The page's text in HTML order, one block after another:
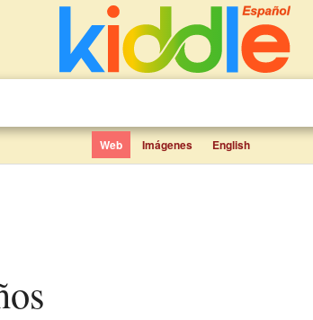
Web Imágenes English